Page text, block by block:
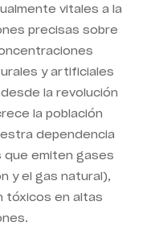
vitales a la
precisas sobre
y artificiales
la revolución
la población
dependencia
emiten gases
y el gas natural),
tóxicos en altas